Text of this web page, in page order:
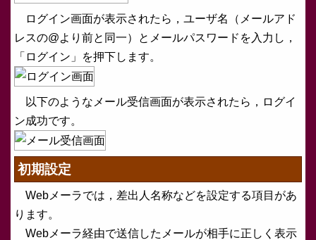
ログイン画面が表示されたら，ユーザ名（メールアド
レスの@より前と同一）とメールパスワードを入力し，
「ログイン」を押下します。
以下のようなメール受信画面が表示されたら，ログイ
ン成功です。
初期設定
Webメーラでは，差出人名称などを設定する項目があ
ります。
Webメーラ経由で送信したメールが相手に正しく表示